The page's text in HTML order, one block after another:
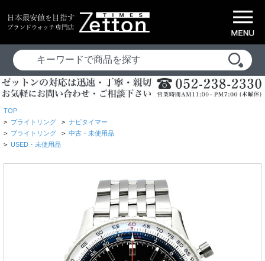
TOP
> ブライトリング > ナビタイマー
> ブライトリング > 中古・未使用品
> USED・未使用品